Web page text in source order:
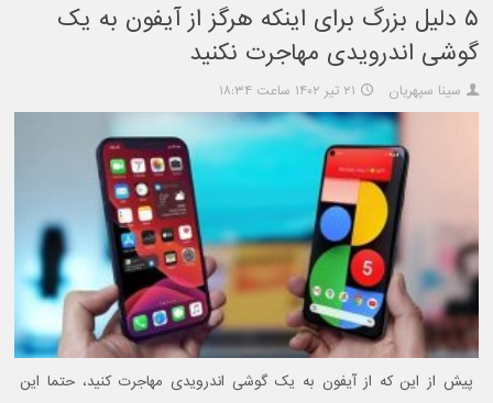
۵ دلیل بزرگ برای اینکه هرگز از آیفون به یک
گوشی اندرویدی مهاجرت نکنید
سینا سپهریان ۲۱ تیر ۱۴۰۲ ساعت ۱۸:۳۴
پیش از این که از آیفون به یک گوشی اندرویدی مهاجرت کنید، حتما این